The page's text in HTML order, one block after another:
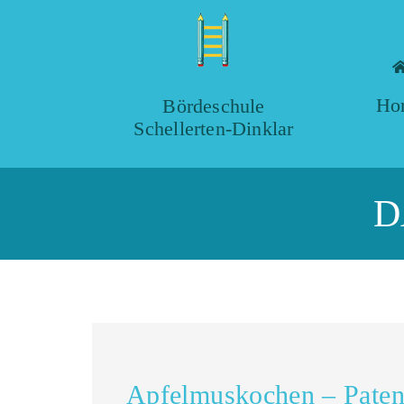
Bördeschule
Schellerten-Dinklar
Apfelmuskochen –